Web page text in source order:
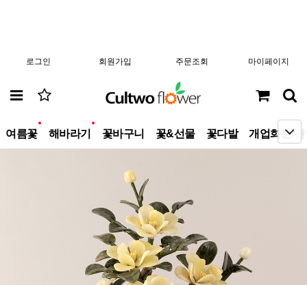
로그인 회원가입 주문조회 마이페이지
여름꽃 해바라기 꽃바구니 꽃&선물 꽃다발 개업화분/